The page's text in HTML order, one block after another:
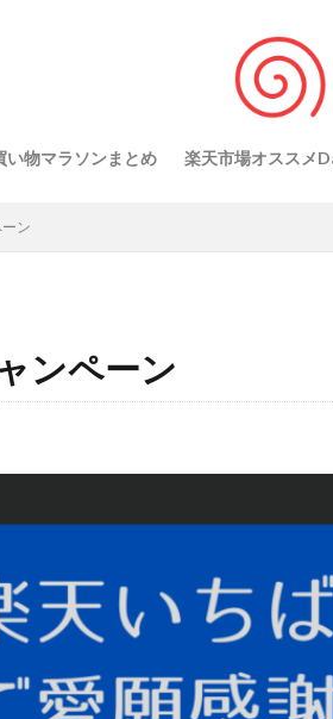
い物マラソンまとめ 楽天市場オススメ
ン
ンペーン